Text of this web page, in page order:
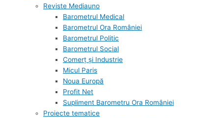
Reviste Mediauno
Barometrul Medical
Barometrul Ora României
Barometrul Politic
Barometrul Social
Comerț și Industrie
Micul Paris
Noua Europă
Profit Net
Supliment Barometru Ora României
Proiecte tematice